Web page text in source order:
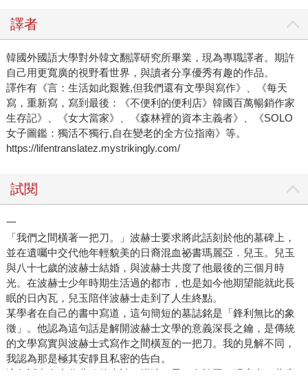
譯者
韓國外國語大學對外韓文翻譯研究所畢業，現為專職譯者。期許
自己用更寬廣的視野看世界，與讀者分享優秀有趣的作品。
譯作有《言：生活如此艱難,但我們還有文學與寫作》、《每天
寫，重新寫，寫到最後：《不便利的便利店》韓國百萬暢銷作家
生存記》、《女大當家》、《森林裡的資本主義者》、《SOLO
女子圖鑑：獨活不獨行,自在變老的全方位指南》等。
https://lifentranslatez.mystrikingly.com/
試閱
一
「我們之間橫著一把刀。」波赫士要求將此話刻於他的墓碑上，
並在遺囑中交代他年輕貌美的日裔混血祕書瑪麗亞．兒玉。兒玉
與八十七歲的波赫士結婚，與波赫士共度了他最後的三個月時
光。在波赫士少年時期生活過的都市，也是如今他期望能就此長
眠的日內瓦，兒玉陪伴波赫士走到了人生終點。
某學者在自己的書中寫道，這句簡短的墓誌銘是「鋒利無比的象
徵」。他認為這句話是解開波赫士文學的意義深長之鑰，是傳統
的文學寫實與波赫士式寫作之間橫亙的一把刀。我的見解不同，
我認為那是極其安靜且私密的告白。
這句話出自古代北歐的史詩，描述一男一女於同一張床上，共度